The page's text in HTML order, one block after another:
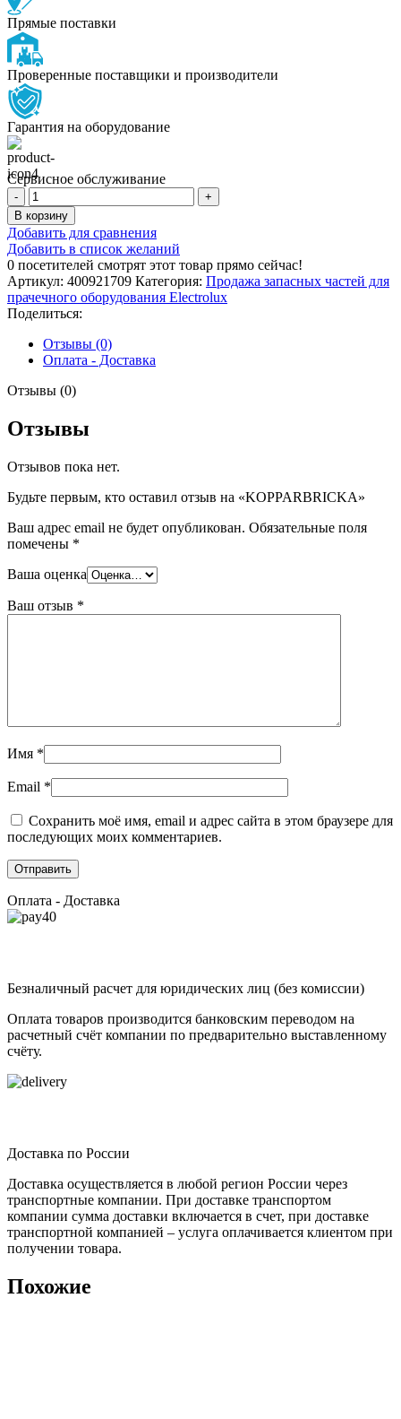
Прямые поставки
Проверенные поставщики и производители
Гарантия на оборудование
Сервисное обслуживание
Количество
товара
KOPPARBRICKA
В корзину
Добавить для сравнения
Добавить в список желаний
0 посетителей смотрят этот товар прямо сейчас!
Артикул: 400921709 Категория: Продажа запасных частей для
прачечного оборудования Electrolux
Поделиться:
Отзывы (0)
Оплата - Доставка
Отзывы (0)
Отзывы
Отзывов пока нет.
Будьте первым, кто оставил отзыв на «KOPPARBRICKA»
Ваш адрес email не будет опубликован. Обязательные поля
помечены *
Ваша оценка
Ваш отзыв *
Имя *
Email *
Сохранить моё имя, email и адрес сайта в этом браузере для
последующих моих комментариев.
Оплата - Доставка
Безналичный расчет для юридических лиц (без комиссии)
Оплата товаров производится банковским переводом на
расчетный счёт компании по предварительно выставленному
счёту.
Доставка по России
Доставка осуществляется в любой регион России через
транспортные компании. При доставке транспортом
компании сумма доставки включается в счет, при доставке
транспортной компанией – услуга оплачивается клиентом при
получении товара.
Похожие